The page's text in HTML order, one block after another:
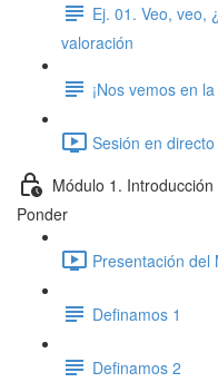
Ej. 01. Veo, veo,
valoración
¡Nos vemos en
Sesión en
Módulo 1.
Ponder
Presentación del
Definamos 1
Definamos 2